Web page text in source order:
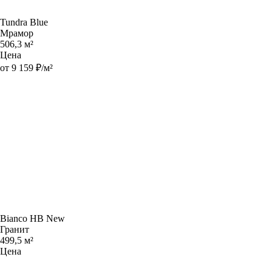
Tundra Blue
Мрамор
506,3 м²
Цена
от 9 159 ₽/м²
Bianco HB New
Гранит
499,5 м²
Цена